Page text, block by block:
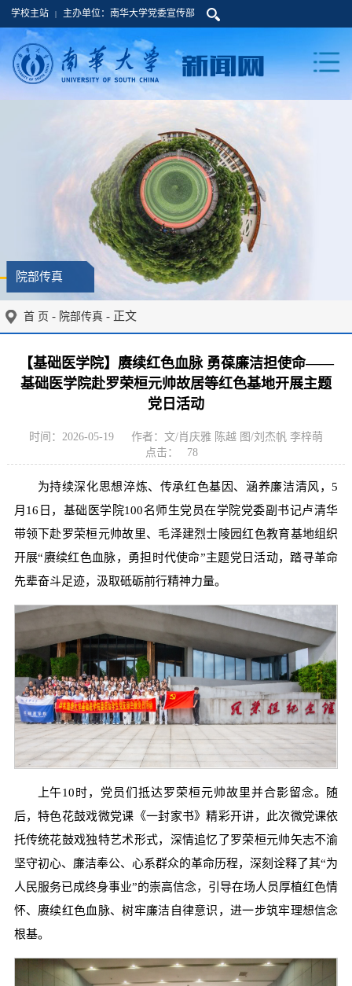
学校主站 | 主办单位：南华大学党委宣传部
院部传真
首 页 - 院部传真 - 正文
【基础医学院】赓续红色血脉 勇葆廉洁担使命——
基础医学院赴罗荣桓元帅故居等红色基地开展主题
党日活动
时间：2026-05-19
作者：文/肖庆雅 陈越 图/刘杰帆 李梓萌
点击：
78
为持续深化思想淬炼、传承红色基因、涵养廉洁清风，5
月16日，基础医学院100名师生党员在学院党委副书记卢清华
带领下赴罗荣桓元帅故里、毛泽建烈士陵园红色教育基地组织
开展“赓续红色血脉，勇担时代使命”主题党日活动，踏寻革命
先辈奋斗足迹，汲取砥砺前行精神力量。
上午10时，党员们抵达罗荣桓元帅故里并合影留念。随
后，特色花鼓戏微党课《一封家书》精彩开讲，此次微党课依
托传统花鼓戏独特艺术形式，深情追忆了罗荣桓元帅矢志不渝
坚守初心、廉洁奉公、心系群众的革命历程，深刻诠释了其“为
人民服务已成终身事业”的崇高信念，引导在场人员厚植红色情
怀、赓续红色血脉、树牢廉洁自律意识，进一步筑牢理想信念
根基。